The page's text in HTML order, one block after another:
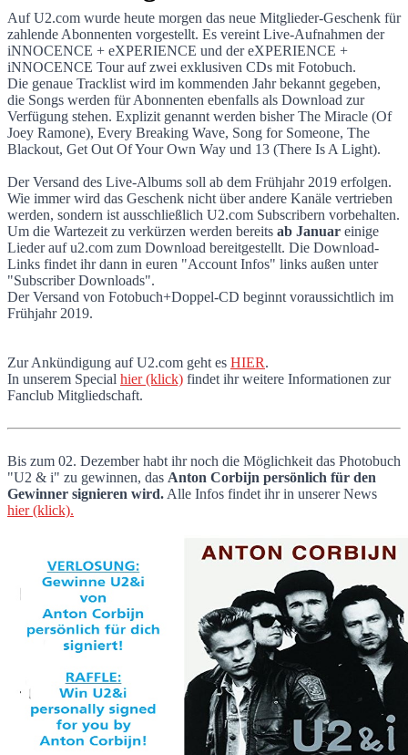
Neues Mitgliedergeschenk auf U2.com
Auf U2.com wurde heute morgen das neue Mitglieder-Geschenk für
zahlende Abonnenten vorgestellt. Es vereint Live-Aufnahmen der
iNNOCENCE + eXPERIENCE und der eXPERIENCE +
iNNOCENCE Tour auf zwei exklusiven CDs mit Fotobuch.
Die genaue Tracklist wird im kommenden Jahr bekannt gegeben,
die Songs werden für Abonnenten ebenfalls als Download zur
Verfügung stehen. Explizit genannt werden bisher The Miracle (Of
Joey Ramone), Every Breaking Wave, Song for Someone, The
Blackout, Get Out Of Your Own Way und 13 (There Is A Light).
Der Versand des Live-Albums soll ab dem Frühjahr 2019 erfolgen.
Wie immer wird das Geschenk nicht über andere Kanäle vertrieben
werden, sondern ist ausschließlich U2.com Subscribern vorbehalten.
Um die Wartezeit zu verkürzen werden bereits ab Januar einige
Lieder auf u2.com zum Download bereitgestellt. Die Download-
Links findet ihr dann in euren "Account Infos" links außen unter
"Subscriber Downloads".
Der Versand von Fotobuch+Doppel-CD beginnt voraussichtlich im
Frühjahr 2019.
Zur Ankündigung auf U2.com geht es HIER.
In unserem Special hier (klick) findet ihr weitere Informationen zur
Fanclub Mitgliedschaft.
Bis zum 02. Dezember habt ihr noch die Möglichkeit das Photobuch
"U2 & i" zu gewinnen, das Anton Corbijn persönlich für den
Gewinner signieren wird. Alle Infos findet ihr in unserer News
hier (klick).